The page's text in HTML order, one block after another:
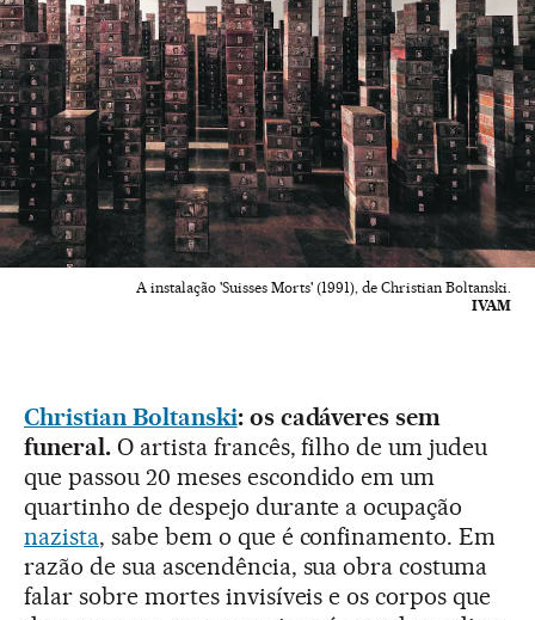
A instalação 'Suisses Morts' (1991), de Christian Boltanski.
IVAM
Christian Boltanski: os cadáveres sem
funeral. O artista francês, filho de um judeu
que passou 20 meses escondido em um
quartinho de despejo durante a ocupação
nazista, sabe bem o que é confinamento. Em
razão de sua ascendência, sua obra costuma
falar sobre mortes invisíveis e os corpos que